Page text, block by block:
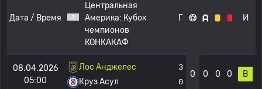
Дата / Время
Центральная
Америка: Кубок
чемпионов
КОНКАКАФ
Г И
08.04.2026
05:00
Лос Анджелес
Круз Асул
3
0
0 0 0 0 В